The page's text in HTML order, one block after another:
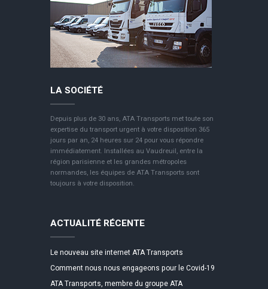
LA SOCIÉTÉ
Depuis plus de 30 ans, ATA Transports met toute son
expertise du transport urgent à votre disposition 365
jours par an, 24 heures sur 24 pour vous répondre
immédiatement. Installées au Vaudreuil, entre la
région parisienne et les grandes métropoles
normandes, les équipes de ATA Transports sont
toujours à votre disposition.
ACTUALITÉ RÉCENTE
Le nouveau site internet ATA Transports
Comment nous nous engageons pour le Covid-19
ATA Transports, membre du groupe ATA